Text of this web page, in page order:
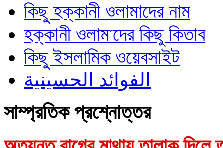
কিছু হক্কানী ওলামাদের নাম
হক্কানী ওলামাদের কিছু কিতাব
কিছু ইসলামিক ওয়েবসাইট
الفوائد الحسينية
সাম্প্রতিক প্রশ্নোত্তর